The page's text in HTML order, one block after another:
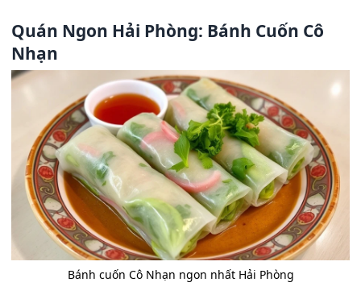
Quán Ngon Hải Phòng: Bánh Cuốn Cô
Nhạn
Bánh cuốn Cô Nhạn ngon nhất Hải Phòng